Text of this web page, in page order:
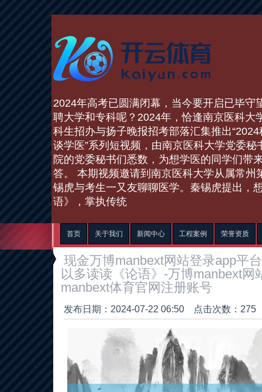
2024年高考已圆满闭幕，当今要开启已毕守
聘大学和专科呢？2024年，恰逢南京医科大
科生招办与扬子晚报招考部落汇集推出
谈学医”系列短视频，由南京医科大学党委
院的党委秘书们悉数，为想学医的同学们带
答。 本期视频邀请到南京医科大学从属常州
锡虎与考生一又友聊聊医学。秦锡虎提出，
语》，掌执传统
首页 关于我们 新闻中心 工程案例 荣誉资质
现金万博manbext网站登录app平
以多读读《论语》-万博manbext网
manbext体育官网注册账号
发布日期：2024-07-22 06:50 点击次数：275